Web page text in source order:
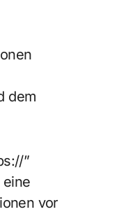
dem
”
vor